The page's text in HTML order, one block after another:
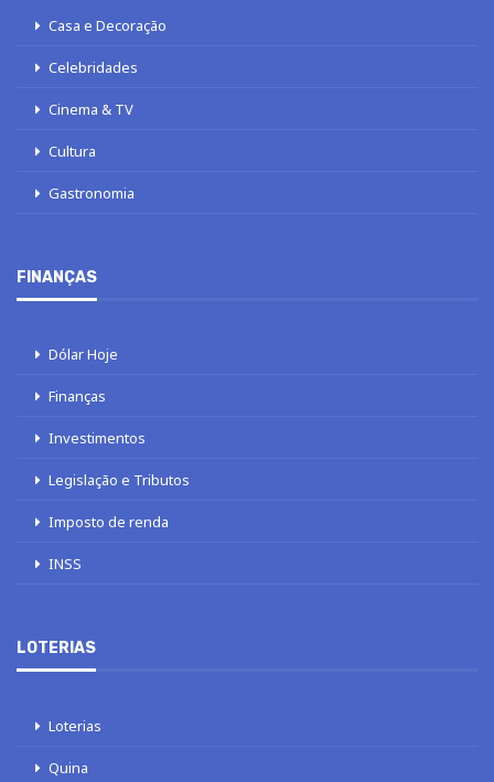
Casa e Decoração
Celebridades
Cinema & TV
Cultura
Gastronomia
FINANÇAS
Dólar Hoje
Finanças
Investimentos
Legislação e Tributos
Imposto de renda
INSS
LOTERIAS
Loterias
Quina